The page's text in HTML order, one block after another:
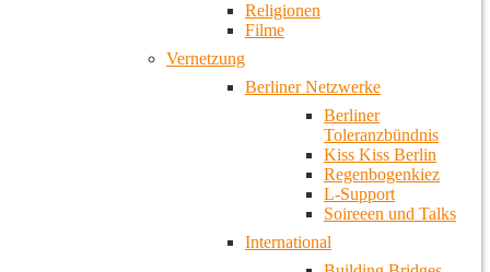
Religionen
Filme
Vernetzung
Berliner Netzwerke
Berliner
Toleranzbündnis
Kiss Kiss Berlin
Regenbogenkiez
L-Support
Soireeen und Talks
International